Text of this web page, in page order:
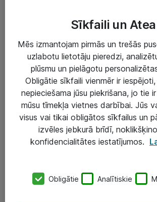
Try another search or take a look
Risinājumi & Pakalpojumi
IT serviss un atbalsts
Darba vietu IT risinājumi
Sīkfaili un Atea
Mēs izmantojam pirmās un trešās
uzlabotu lietotāju pieredzi,
plūsmu un pielāgotu
Obligātie sīkfaili vienmēr ir
nepieciešama jūsu piekrišana, jo tie
mūsu tīmekļa vietnes darbībai. Jūs
visus vai tikai obligātos sīkfailus un
izvēles jebkurā brīdī,
konfidencialitātes iestatījumos.
Obligātie Analītiskie